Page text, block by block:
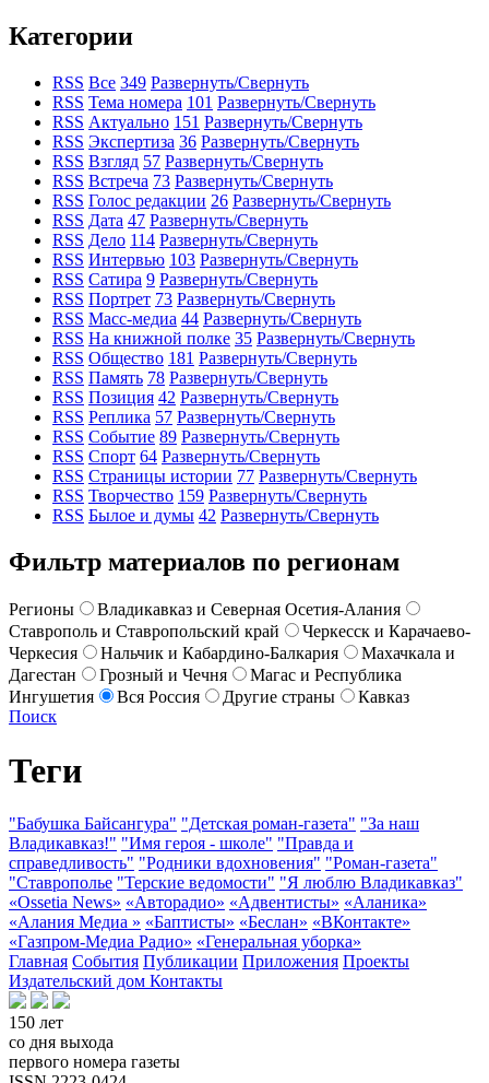
Категории
RSS Все 349 Развернуть/Свернуть
RSS Тема номера 101 Развернуть/Свернуть
RSS Актуально 151 Развернуть/Свернуть
RSS Экспертиза 36 Развернуть/Свернуть
RSS Взгляд 57 Развернуть/Свернуть
RSS Встреча 73 Развернуть/Свернуть
RSS Голос редакции 26 Развернуть/Свернуть
RSS Дата 47 Развернуть/Свернуть
RSS Дело 114 Развернуть/Свернуть
RSS Интервью 103 Развернуть/Свернуть
RSS Сатира 9 Развернуть/Свернуть
RSS Портрет 73 Развернуть/Свернуть
RSS Масс-медиа 44 Развернуть/Свернуть
RSS На книжной полке 35 Развернуть/Свернуть
RSS Общество 181 Развернуть/Свернуть
RSS Память 78 Развернуть/Свернуть
RSS Позиция 42 Развернуть/Свернуть
RSS Реплика 57 Развернуть/Свернуть
RSS Событие 89 Развернуть/Свернуть
RSS Спорт 64 Развернуть/Свернуть
RSS Страницы истории 77 Развернуть/Свернуть
RSS Творчество 159 Развернуть/Свернуть
RSS Былое и думы 42 Развернуть/Свернуть
Фильтр материалов по регионам
Регионы
Владикавказ и Северная Осетия-Алания
Ставрополь и Ставропольский край
Черкесск и Карачаево-
Черкесия
Нальчик и Кабардино-Балкария
Махачкала и
Дагестан
Грозный и Чечня
Магас и Республика
Ингушетия
Вся Россия Другие страны
Кавказ
Поиск
Теги
"Бабушка Байсангура" "Детская роман-газета" "За наш
Владикавказ!" "Имя героя - школе" "Правда и
справедливость" "Родники вдохновения" "Роман-газета"
"Ставрополье "Терские ведомости" "Я люблю Владикавказ"
«Ossetia News» «Авторадио» «Адвентисты» «Аланика»
«Алания Медиа » «Баптисты» «Беслан» «ВКонтакте»
«Газпром-Медиа Радио» «Генеральная уборка»
Главная События Публикации Приложения Проекты
Издательский дом Контакты
150 лет
со дня выхода
первого номера газеты